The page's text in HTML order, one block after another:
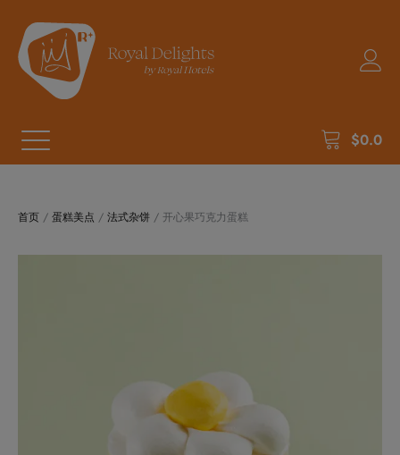
$0.0
首页 / 蛋糕美点 / 法式杂饼 / 开心果巧克力蛋糕